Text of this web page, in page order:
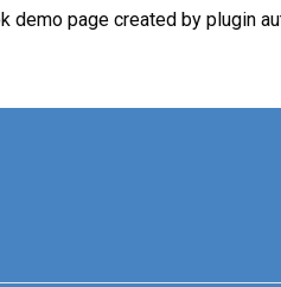
demo page created by plugin